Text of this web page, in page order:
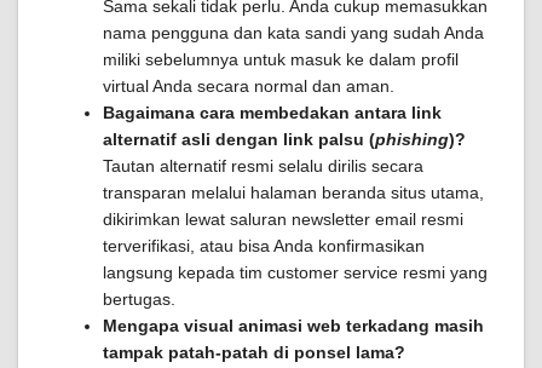
Sama sekali tidak perlu. Anda cukup memasukkan
nama pengguna dan kata sandi yang sudah Anda
miliki sebelumnya untuk masuk ke dalam profil
virtual Anda secara normal dan aman.
Bagaimana cara membedakan antara link
alternatif asli dengan link palsu (phishing)?
Tautan alternatif resmi selalu dirilis secara
transparan melalui halaman beranda situs utama,
dikirimkan lewat saluran newsletter email resmi
terverifikasi, atau bisa Anda konfirmasikan
langsung kepada tim customer service resmi yang
bertugas.
Mengapa visual animasi web terkadang masih
tampak patah-patah di ponsel lama?